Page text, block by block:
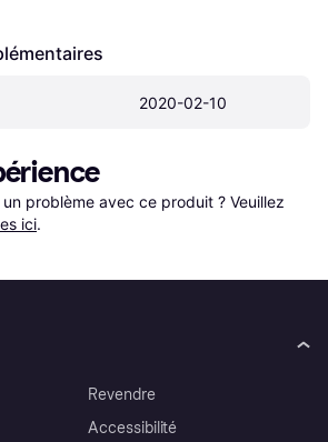
2020-02-10
problème avec ce produit ? Veuillez
ici.
Revendre
Accessibilité